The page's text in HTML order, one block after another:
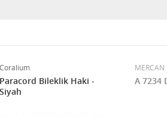
Coralium
Paracord Bileklik Haki -
Siyah
MERCAN
A 7234